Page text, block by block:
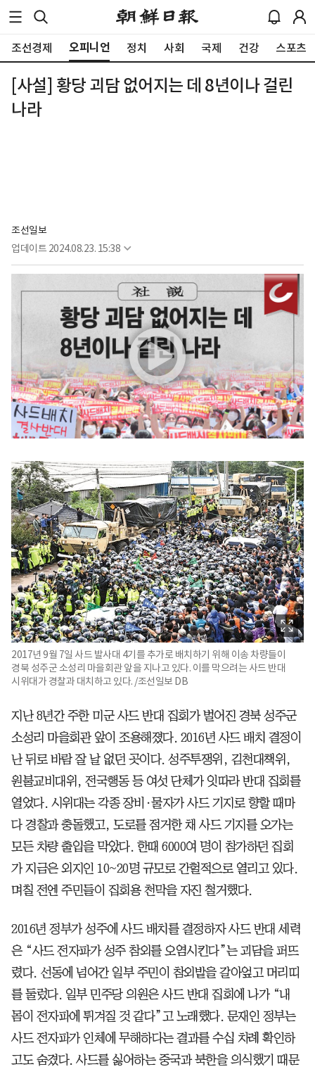
조선경제 오피니언 정치 사회 국제 건강 스포츠
[사설] 황당 괴담 없어지는 데 8년이나 걸린
나라
조선일보
업데이트 2024.08.23. 15:38
2017년 9월 7일 사드 발사대 4기를 추가로 배치하기 위해 이송 차량들이
경북 성주군 소성리 마을회관 앞을 지나고 있다. 이를 막으려는 사드 반대
시위대가 경찰과 대치하고 있다. /조선일보 DB
지난 8년간 주한 미군 사드 반대 집회가 벌어진 경북 성주군
소성리 마을회관 앞이 조용해졌다. 2016년 사드 배치 결정이
난 뒤로 바람 잘 날 없던 곳이다. 성주투쟁위, 김천대책위,
원불교비대위, 전국행동 등 여섯 단체가 잇따라 반대 집회를
열었다. 시위대는 각종 장비·물자가 사드 기지로 향할 때마
다 경찰과 충돌했고, 도로를 점거한 채 사드 기지를 오가는
모든 차량 출입을 막았다. 한때 6000여 명이 참가하던 집회
가 지금은 외지인 10~20명 규모로 간헐적으로 열리고 있다.
며칠 전엔 주민들이 집회용 천막을 자진 철거했다.
2016년 정부가 성주에 사드 배치를 결정하자 사드 반대 세력
은 “사드 전자파가 성주 참외를 오염시킨다”는 괴담을 퍼뜨
렸다. 선동에 넘어간 일부 주민이 참외밭을 갈아엎고 머리띠
를 둘렀다. 일부 민주당 의원은 사드 반대 집회에 나가 “내
몸이 전자파에 튀겨질 것 같다”고 노래했다. 문재인 정부는
사드 전자파가 인체에 무해하다는 결과를 수십 차례 확인하
고도 숨겼다. 사드를 싫어하는 중국과 북한을 의식했기 때문